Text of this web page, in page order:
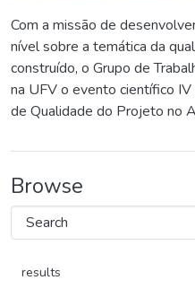
Com a missão de
nível sobre a temática da
construído, o Grupo de
na UFV o evento científico
de Qualidade do Projeto no
Browse
results